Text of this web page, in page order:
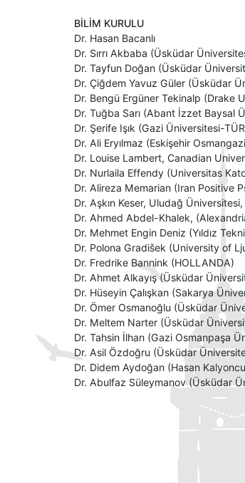
BİLİM KURULU
Dr. Hasan Bacanlı
Dr. Sırrı Akbaba (Üsküdar
Dr. Tayfun Doğan (Üsküdar
Dr. Çiğdem Yavuz Güler (Üsküdar
Dr. Bengü Ergüner Tekinalp (Drake
Dr. Tuğba Sarı (Abant İzzet Baysal
Dr. Şerife Işık (Gazi Üniversitesi-
Dr. Ali Eryılmaz (Eskişehir
Dr. Louise Lambert, Canadian
Dr. Nurlaila Effendy (Universitas
Dr. Alireza Memarian (Iran Positive
Dr. Aşkın Keser, Uludağ Üniversitesi,
Dr. Ahmed Abdel-Khalek,
Dr. Mehmet Engin Deniz (Yıldız
Dr. Polona Gradišek (University of
Dr. Fredrike Bannink (HOLLANDA)
Dr. Ahmet Alkayış (Üsküdar
Dr. Hüseyin Çalışkan (Sakarya
Dr. Ömer Osmanoğlu (Üsküdar
Dr. Meltem Narter (Üsküdar
Dr. Tahsin İlhan (Gazi Osmanpaşa
Dr. Asil Özdoğru (Üsküdar
Dr. Didem Aydoğan (Hasan
Dr. Abulfaz Süleymanov (Üsküdar